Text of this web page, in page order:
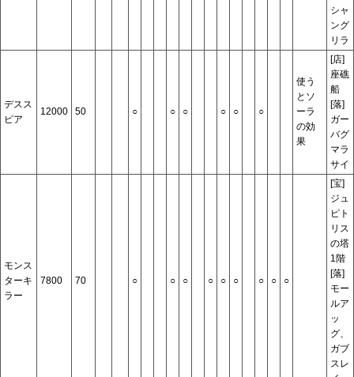
シャ
ング
リラ
デスス
ピア
12000 50 ○ ○ ○ ○ ○ ○
使う
とソ
ーラ
の効
果
[店]
座礁
船
[落]
ガー
バグ
マラ
サイ
モンス
ターキ
ラー
7800 70 ○ ○ ○ ○ ○ ○ ○ ○ ○
[宝]
ジュ
ピト
リス
の塔
1階
[落]
モー
ルア
ッ
グ、
ガブ
スレ